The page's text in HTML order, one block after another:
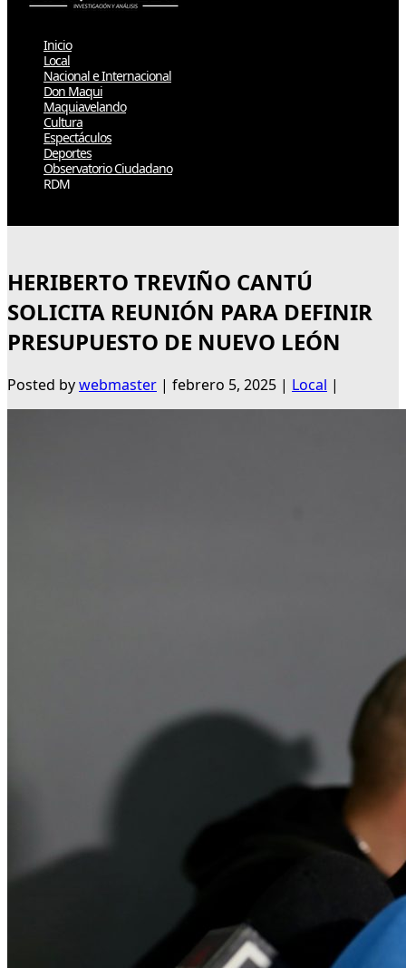
Inicio
Local
Nacional e Internacional
Don Maqui
Maquiavelando
Cultura
Espectáculos
Deportes
Observatorio Ciudadano
RDM
HERIBERTO TREVIÑO CANTÚ
SOLICITA REUNIÓN PARA DEFINIR
PRESUPUESTO DE NUEVO LEÓN
Posted bywebmaster | febrero 5, 2025 | Local |